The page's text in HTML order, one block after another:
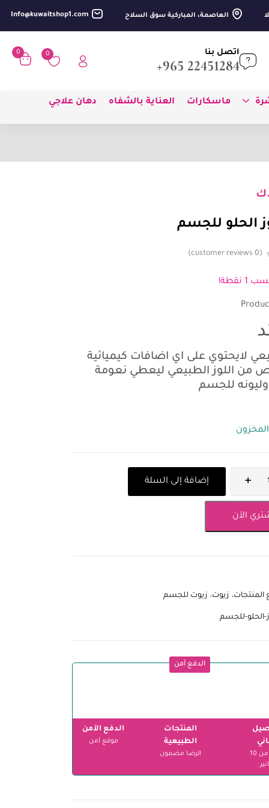
العاصمة، المباركية سوق السلاح Info@kuwaitshop1.com
اتصل بنا
22451284 965+
0
0
ماسكارات العناية بالشفاه
دهان علاجي
الحلو للجسم
0
نقطة!
لايحتوي على اي اضافات كيميائية
من اللوز الطبيعي ليعطي نعومة
للجسم
إضافة إلى السلة
الآن
المنتجات زيوت زيوت للجسم
الحلو-للجسم
الدفع آمن
ابتداءً من 10
المنتجات
الطبيعية
الرضا مضمون
الدفع الآمن
موقع آمن